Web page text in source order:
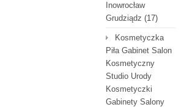
Inowrocław
Grudziądz (17)
Kosmetyczka
Piła Gabinet Salon
Kosmetyczny
Studio Urody
Kosmetyczki
Gabinety Salony